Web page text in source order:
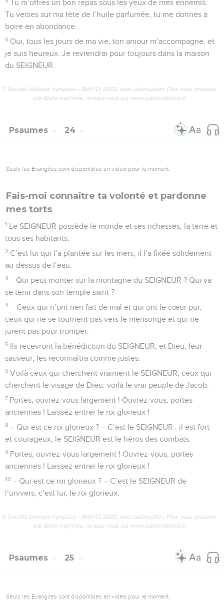
– Vous qui respectez le SEIGNEUR, chantez sa louange !
Tous les fils de Jacob, rendez-lui gloire, tous les fils d’Israël,
25
Le SEIGNEUR n’a pas méprisé le malheureux dans son
malheur, il ne l’a pas rejeté, il n’a pas détourné son visage de
Grâce à toi, SEIGNEUR, je peux chanter ta louange dans la
Les pauvres mangeront, ils n’auront plus faim. Ceux qui
Oui, le SEIGNEUR est roi, il gouverne les peuples.
ceux qui vont mourir, ceux qui ne peuvent rester en vie, se
mettront à genoux devant lui.
31
Leurs enfants le serviront. On parlera du Seigneur à la
génération d’aujourd’hui.
32 À ceux qui vont naître, on racontera ce qu’il a fait pour
sauver son peuple.
© Société biblique française – Bibli’O, 2000, avec autorisation. Pour vous procurer
une Bible imprimée, rendez-vous sur www.editionsbiblio.fr
Psaumes 23
Seuls les Évangiles sont disponibles en vidéo pour le moment.
Le Seigneur fait son entrée au temple
1 Le SEIGNEUR est mon berger, je ne manque de rien.
Il me fait reposer dans des champs d’herbe verte, il me
conduit au calme près de l’eau,
il me rend des forces, il me guide sur le bon chemin, pour
montrer sa gloire.
de rien, SEIGNEUR, car tu es avec moi. Ton bâton de berger
Tu m’offres un bon repas sous les yeux de mes ennemis.
Tu verses sur ma tête de l’huile parfumée, tu me donnes à
je suis heureux. Je reviendrai pour toujours dans la maison